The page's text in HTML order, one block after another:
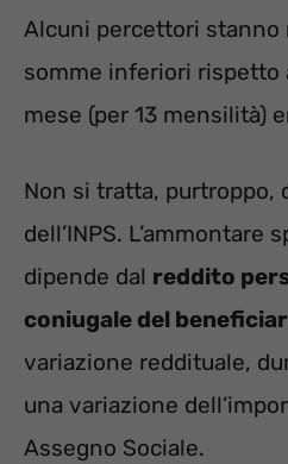
Alcuni percettori stanno
somme inferiori rispetto
mese (per 13 mensilità)
Non si tratta, purtroppo,
dell’INPS. L’ammontare
dipende dal reddito
coniugale del
variazione reddituale,
una variazione
Assegno Sociale.